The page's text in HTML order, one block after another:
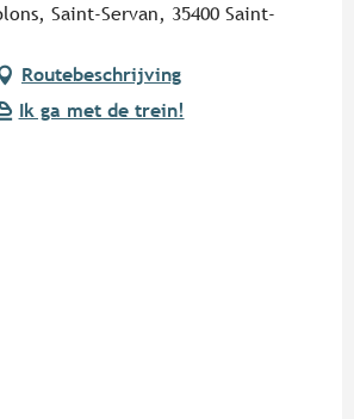
Saint-Servan, 35400 Saint-
Routebeschrijving
Ik ga met de trein!